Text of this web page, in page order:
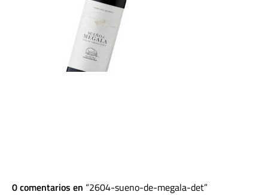
0 comentarios en 2604-sueno-de-megala-det